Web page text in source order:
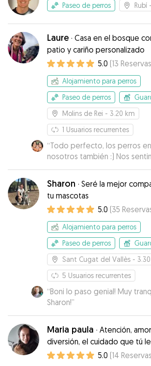
Paseo de perros Rubí
Laure · Casa en el bosque
patio y cariño personalizado
5.0 (13 Reservas
Alojamiento para perros
Paseo de perros
Molins de Rei - 3.20 km
1 Usuarios recurrentes
“Todo perfecto, los perros
nosotros también :) Nos
con fotos, y tranquilos
profesional. La recomendamos!
Sharon · Seré la mejor
tu mascotas ￼
5.0 (35
Alojamiento para perros
Paseo de perros
Sant Cugat del Vallès -
5 Usuarios recurrentes
“Boni lo paso genial! Muy
Sharon!”
Maria paula · Atención,
diversión, el cuidado que tú
❤️
5.0 (14 Reservas